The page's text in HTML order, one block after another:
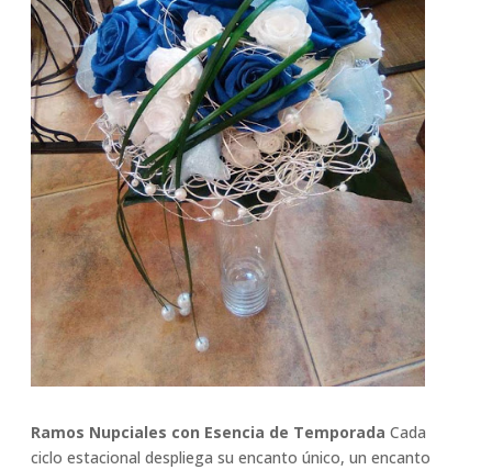
Ramos Nupciales con Esencia de Temporada Cada
ciclo estacional despliega su encanto único, un encanto